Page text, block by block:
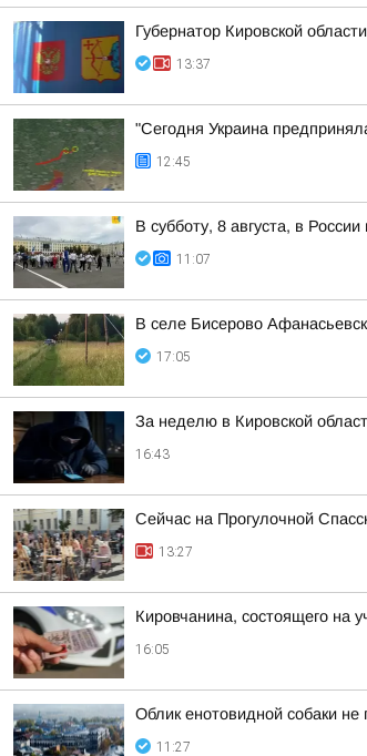
Губернатор Кировской
13:37
"Сегодня Украина
12:45
В субботу, 8 августа, в
11:07
В селе Бисерово
17:05
За неделю в Кировской
16:43
Сейчас на Прогулочной
13:27
Кировчанина, состоящего на
16:05
Облик енотовидной собаки
11:27